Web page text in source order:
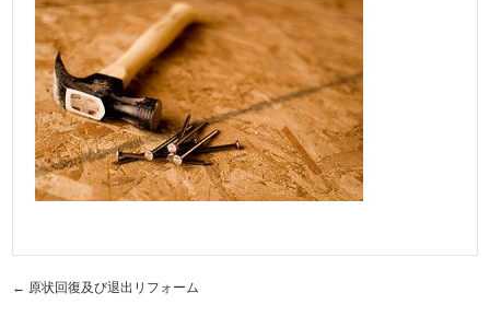
← 原状回復及び退出リフォーム